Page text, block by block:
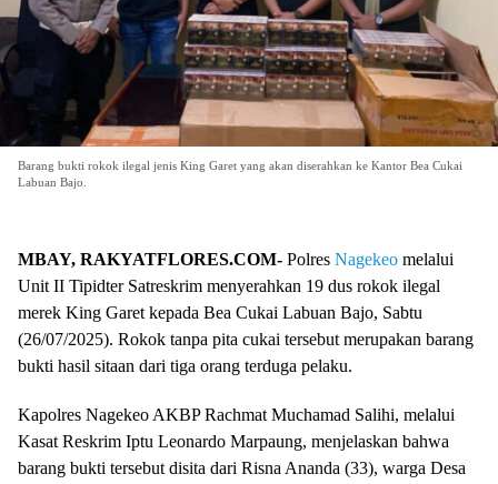
Barang bukti rokok ilegal jenis King Garet yang akan diserahkan ke Kantor Bea Cukai
Labuan Bajo.
MBAY, RAKYATFLORES.COM- Polres Nagekeo melalui
Unit II Tipidter Satreskrim menyerahkan 19 dus rokok ilegal
merek King Garet kepada Bea Cukai Labuan Bajo, Sabtu
(26/07/2025). Rokok tanpa pita cukai tersebut merupakan barang
bukti hasil sitaan dari tiga orang terduga pelaku.
Kapolres Nagekeo AKBP Rachmat Muchamad Salihi, melalui
Kasat Reskrim Iptu Leonardo Marpaung, menjelaskan bahwa
barang bukti tersebut disita dari Risna Ananda (33), warga Desa